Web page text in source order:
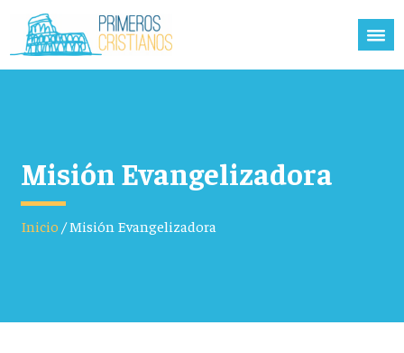
Misión Evangelizadora
Inicio/Misión Evangelizadora